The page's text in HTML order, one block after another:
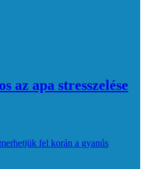
az apa stresszelése
fel korán a gyanús